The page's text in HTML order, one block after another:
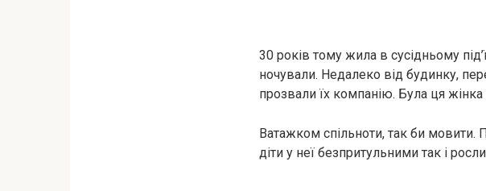
30 років тому жила в сусідньому
ночували. Недалеко від будинку,
прозвали їх компанію. Була ця жінка
Ватажком спільноти, так би мовити.
діти у неї безпритульними так і